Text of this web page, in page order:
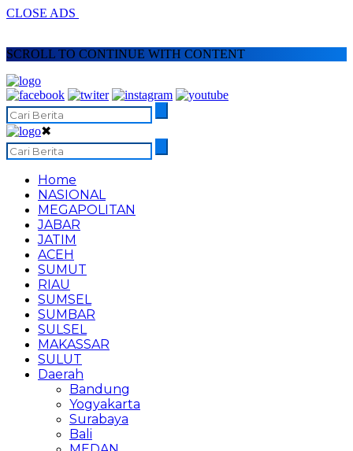
CLOSE ADS
SCROLL TO CONTINUE WITH CONTENT
✖
Home
NASIONAL
MEGAPOLITAN
JABAR
JATIM
ACEH
SUMUT
RIAU
SUMSEL
SUMBAR
SULSEL
MAKASSAR
SULUT
Daerah
Bandung
Yogyakarta
Surabaya
Bali